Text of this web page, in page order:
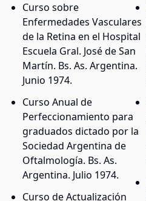
Curso sobre
Enfermedades Vasculares
de la Retina en el Hospital
Escuela Gral. José de San
Martín. Bs. As. Argentina.
Junio 1974.
Curso Anual de
Perfeccionamiento para
graduados dictado por la
Sociedad Argentina de
Oftalmología. Bs. As.
Argentina. Julio 1974.
Curso de Actualización